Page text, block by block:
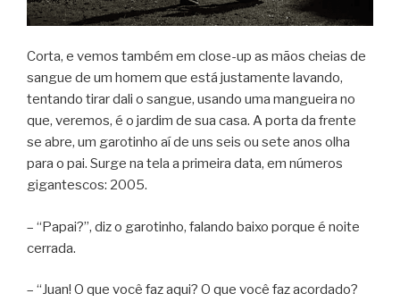
Corta, e vemos também em close-up as mãos cheias de
sangue de um homem que está justamente lavando,
tentando tirar dali o sangue, usando uma mangueira no
que, veremos, é o jardim de sua casa. A porta da frente
se abre, um garotinho aí de uns seis ou sete anos olha
para o pai. Surge na tela a primeira data, em números
gigantescos: 2005.
– “Papai?”, diz o garotinho, falando baixo porque é noite
cerrada.
– “Juan! O que você faz aqui? O que você faz acordado?